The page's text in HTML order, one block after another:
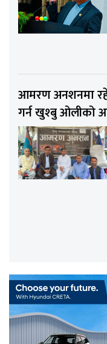
आमरण अनशनमा
गर्न खुश्बु ओलीको